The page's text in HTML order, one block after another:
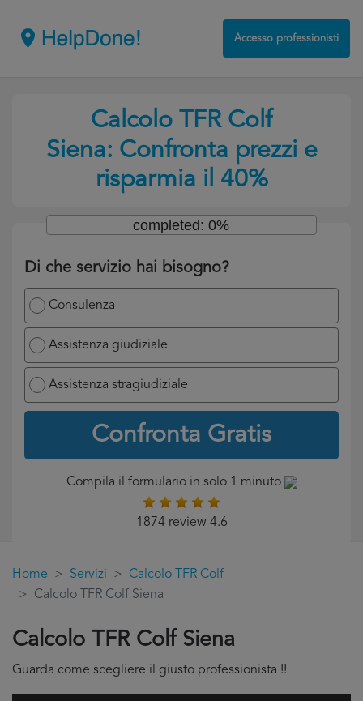
Accesso professionisti
Calcolo TFR Colf
Siena: Confronta prezzi e
risparmia il 40%
Di che servizio hai bisogno?
Consulenza
Assistenza giudiziale
Assistenza stragiudiziale
Confronta Gratis
completed: 0%
Compila il formulario in solo 1 minuto
1874 review 4.6
Home Servizi
Calcolo TFR Colf
Calcolo TFR Colf Siena
Calcolo TFR Colf Siena
Guarda come scegliere il giusto professionista !!